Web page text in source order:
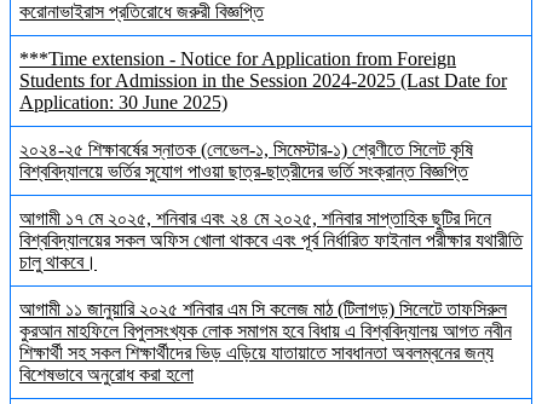
করোনাভাইরাস প্রতিরোধে জরুরী বিজ্ঞপ্তি
***Time extension - Notice for Application from Foreign
Students for Admission in the Session 2024-2025 (Last Date for
Application: 30 June 2025)
২০২৪-২৫ শিক্ষাবর্ষের স্নাতক (লেভেল-১, সিমেস্টার-১) শ্রেণীতে সিলেট কৃষি
বিশ্ববিদ্যালয়ে ভর্তির সুযোগ পাওয়া ছাত্র-ছাত্রীদের ভর্তি সংক্রান্ত বিজ্ঞপ্তি
আগামী ১৭ মে ২০২৫, শনিবার এবং ২৪ মে ২০২৫, শনিবার সাপ্তাহিক ছুটির দিনে
বিশ্ববিদ্যালয়ের সকল অফিস খোলা থাকবে এবং পূর্ব নির্ধারিত ফাইনাল পরীক্ষার যথারীতি
চালু থাকবে।
আগামী ১১ জানুয়ারি ২০২৫ শনিবার এম সি কলেজ মাঠ (টিলাগড়) সিলেটে তাফসিরুল
কুরআন মাহফিলে বিপুলসংখ্যক লোক সমাগম হবে বিধায় এ বিশ্ববিদ্যালয় আগত নবীন
শিক্ষার্থী সহ সকল শিক্ষার্থীদের ভিড় এড়িয়ে যাতায়াতে সাবধানতা অবলম্বনের জন্য
বিশেষভাবে অনুরোধ করা হলো